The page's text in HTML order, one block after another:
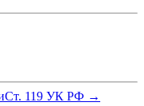
Ст. 119 УК РФ →